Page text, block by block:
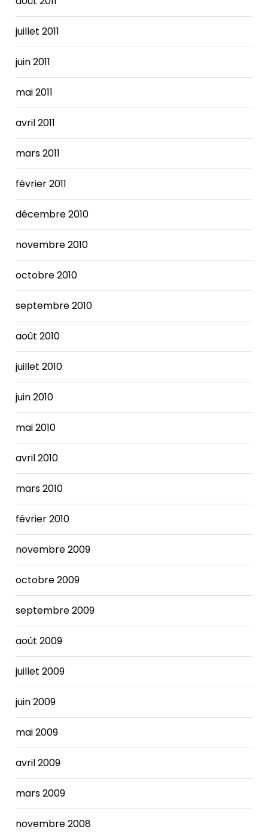
juillet 2011
juin 2011
mai 2011
avril 2011
mars 2011
février 2011
décembre 2010
novembre 2010
octobre 2010
septembre 2010
août 2010
juillet 2010
juin 2010
mai 2010
avril 2010
mars 2010
février 2010
novembre 2009
octobre 2009
septembre 2009
août 2009
juillet 2009
juin 2009
mai 2009
avril 2009
mars 2009
novembre 2008